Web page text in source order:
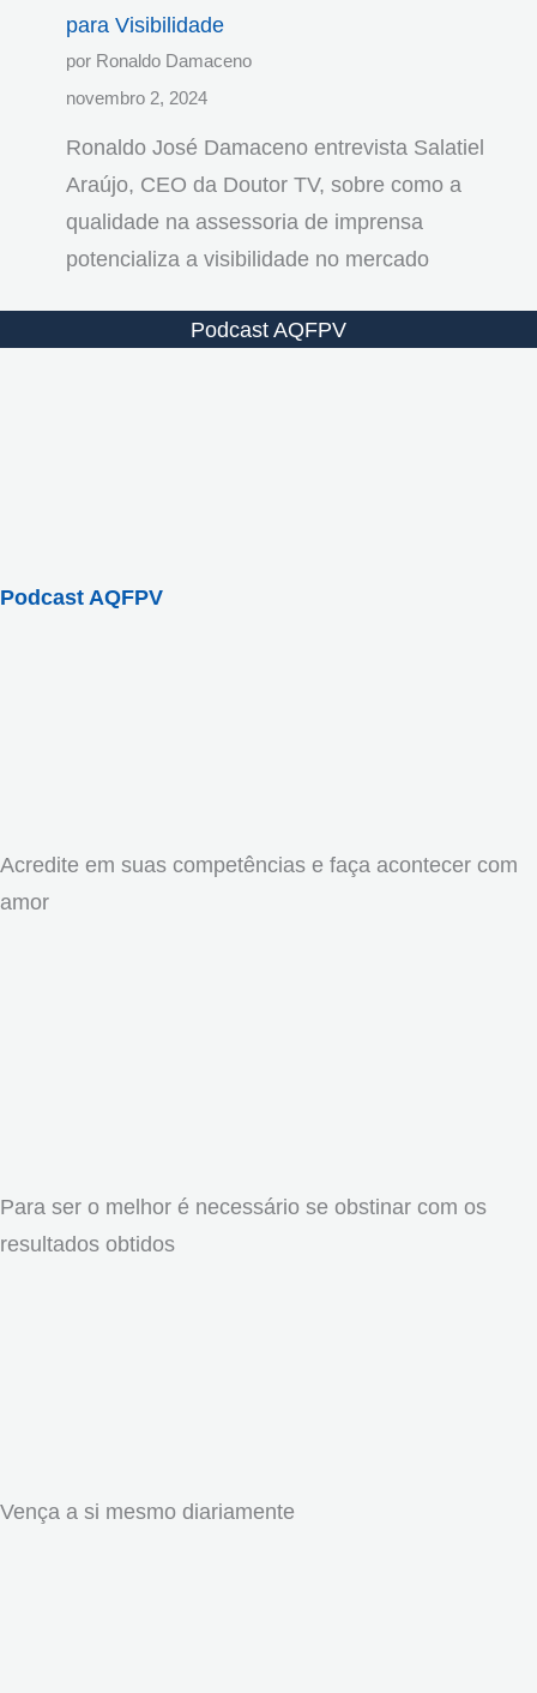
para Visibilidade
por Ronaldo Damaceno
novembro 2, 2024
Ronaldo José Damaceno entrevista Salatiel
Araújo, CEO da Doutor TV, sobre como a
qualidade na assessoria de imprensa
potencializa a visibilidade no mercado
Podcast AQFPV
Podcast AQFPV
Acredite em suas competências e faça acontecer com
amor
Para ser o melhor é necessário se obstinar com os
resultados obtidos
Vença a si mesmo diariamente